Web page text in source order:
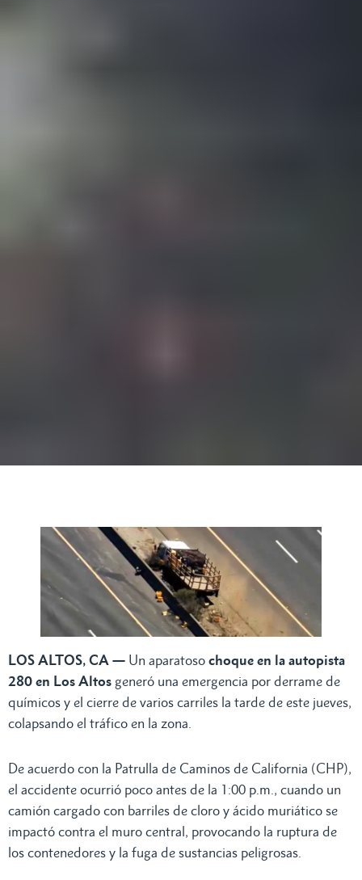
LOS ALTOS, CA — Un aparatoso choque en la autopista
280 en Los Altos generó una emergencia por derrame de
químicos y el cierre de varios carriles la tarde de este jueves,
colapsando el tráfico en la zona.
De acuerdo con la Patrulla de Caminos de California (CHP),
el accidente ocurrió poco antes de la 1:00 p.m., cuando un
camión cargado con barriles de cloro y ácido muriático se
impactó contra el muro central, provocando la ruptura de
los contenedores y la fuga de sustancias peligrosas.